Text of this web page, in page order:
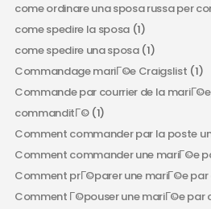
come ordinare una sposa russa per
come spedire la sposa (1)
come spedire una sposa(1)
Commandage mariГ©e Craigslist (1)
Commande par courrier de la mariГ©e
commanditГ©(1)
Comment commander par la poste
Comment commander une mariГ©e
Comment prГ©parer une mariГ©e
Comment Г©pouser une mariГ©e par